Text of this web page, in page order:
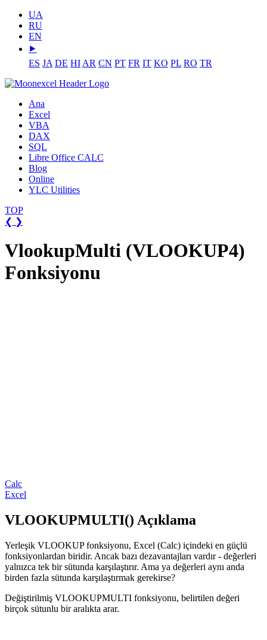
UA
RU
EN
⯈
ES JA DE HI AR CN PT FR IT KO PL RO TR
Ana
Excel
VBA
DAX
SQL
Libre Office CALC
Blog
Online
YLC Utilities
TOP
❮ ❯
VlookupMulti (VLOOKUP4)
Fonksiyonu
Calc
Excel
VLOOKUPMULTI() Açıklama
Yerleşik VLOOKUP fonksiyonu, Excel (Calc) içindeki en güçlü
fonksiyonlardan biridir. Ancak bazı dezavantajları vardır - değerleri
yalnızca tek bir sütunda karşılaştırır. Ama ya değerleri aynı anda
birden fazla sütunda karşılaştırmak gerekirse?
Değiştirilmiş VLOOKUPMULTI fonksiyonu, belirtilen değeri
birçok sütunlu bir aralıkta arar.